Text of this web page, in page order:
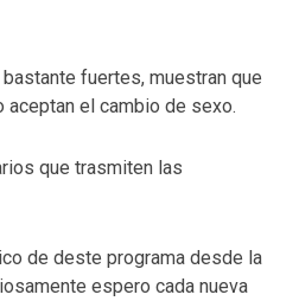
fuertes, muestran que
aceptan el cambio de sexo.
que trasmiten las
de deste programa desde la
espero cada nueva